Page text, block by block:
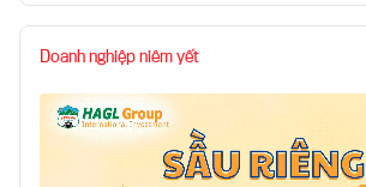
Doanh nghiệp niêm yết